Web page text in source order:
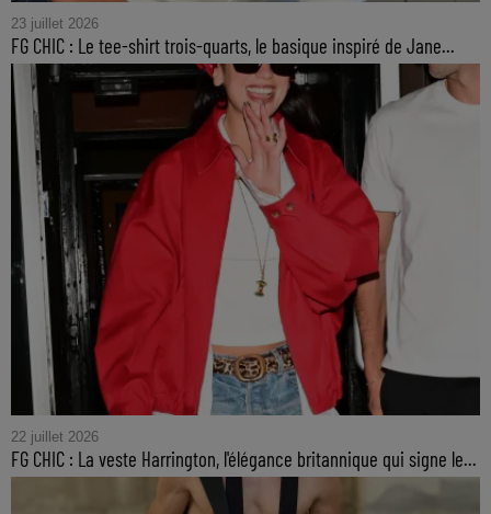
23 juillet 2026
FG CHIC : Le tee-shirt trois-quarts, le basique inspiré de Jane...
22 juillet 2026
FG CHIC : La veste Harrington, l'élégance britannique qui signe le...